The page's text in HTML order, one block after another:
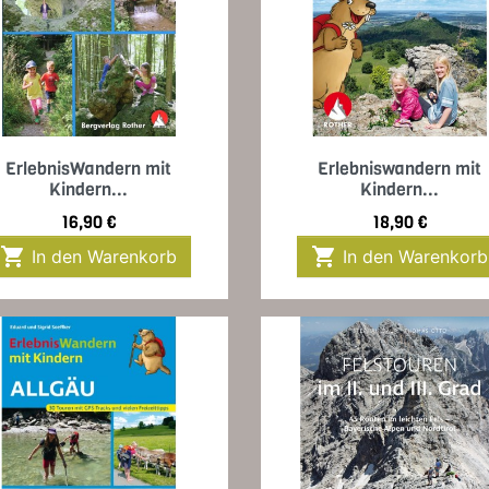
 Vorschau
ErlebnisWandern mit
Kindern...
Preis
16,90 €
 In den Warenkorb
Vorschau
Erlebniswandern mit
Kindern...
Preis
18,90 €
 In den Warenkorb